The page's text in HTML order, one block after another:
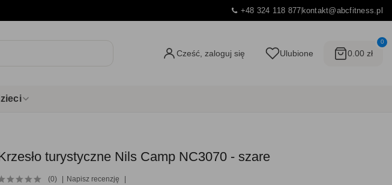
+48 324 118 877kontakt@abcfitness.pl
Cześć, zaloguj się Ulubione
0
0.00 zł
turystyczne Nils Camp NC3070 - szare
(0) Napisz recenzję